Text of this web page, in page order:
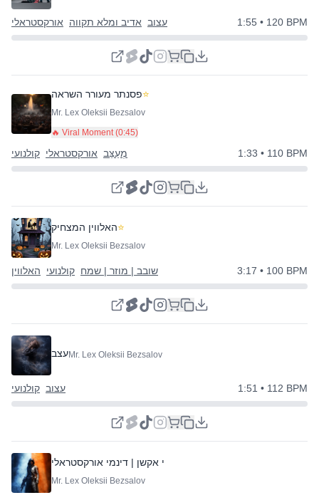
אורקסטראלי אדיב ומלא תקווה עצוב 1:55 • 120 BPM
פסנתר מעורר השראה⭐
Mr. Lex Oleksii Bezsalov
🔥 Viral Moment (0:45)
קולנועי אורקסטראלי מְעַצֵּב 1:33 • 110 BPM
האלווין המצחיק⭐
Mr. Lex Oleksii Bezsalov
האלווין קולנועי שובב | מוזר | שמח 3:17 • 100 BPM
עצבMr. Lex Oleksii Bezsalov
קולנועי עצוב 1:51 • 112 BPM
אפי אקשן | דינמי אורקסטראלי
Mr. Lex Oleksii Bezsalov